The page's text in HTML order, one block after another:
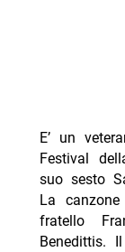
E’ un
Festival
suo sesto
La
fratello
Benedittis.